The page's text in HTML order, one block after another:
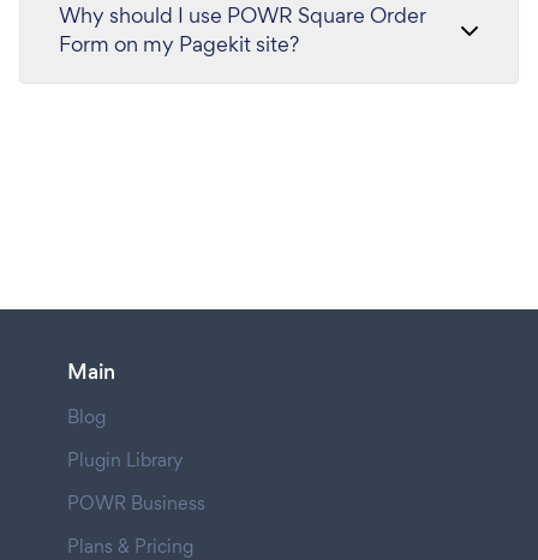
Why should I use POWR Square Order
Form on my Pagekit site?
Main
Blog
Plugin Library
POWR Business
Plans & Pricing